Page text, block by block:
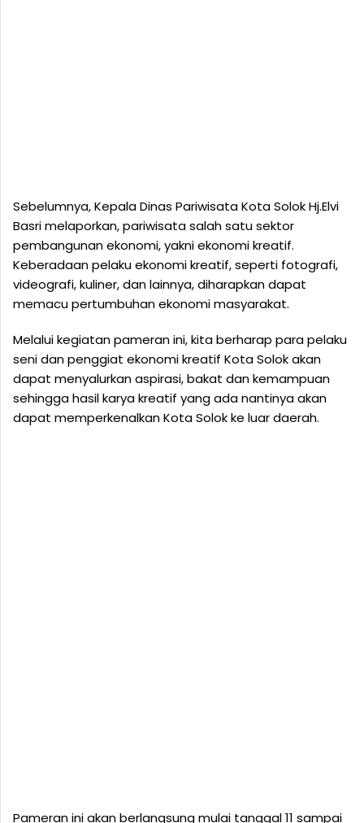
Sebelumnya, Kepala Dinas Pariwisata Kota Solok Hj.Elvi
Basri melaporkan, pariwisata salah satu sektor
pembangunan ekonomi, yakni ekonomi kreatif.
Keberadaan pelaku ekonomi kreatif, seperti fotografi,
videografi, kuliner, dan lainnya, diharapkan dapat
memacu pertumbuhan ekonomi masyarakat.
Melalui kegiatan pameran ini, kita berharap para pelaku
seni dan penggiat ekonomi kreatif Kota Solok akan
dapat menyalurkan aspirasi, bakat dan kemampuan
sehingga hasil karya kreatif yang ada nantinya akan
dapat memperkenalkan Kota Solok ke luar daerah.
Pameran ini akan berlangsung mulai tanggal 11 sampai